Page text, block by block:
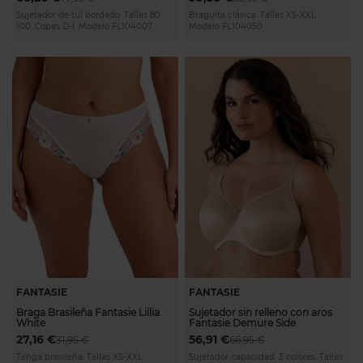
Sujetador de tul bordado. Tallas 80-
100. Copas D-I. Modelo FL104007
Braguita clásica. Tallas XS-XXL.
Modelo FL104050
FANTASIE
Braga Brasileña Fantasie Lillia
White
31,95 €
27,16 €
Tanga brasileña. Tallas XS-XXL.
FANTASIE
Sujetador sin relleno con aros
Fantasie Demure Side
66,95 €
56,91 €
Sujetador capacidad. 3 colores. Tallas